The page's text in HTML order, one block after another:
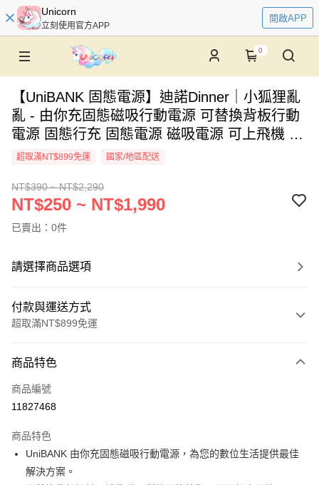
Unicorn
立刻使用官方APP
開啟APP
0
【UniBANK 固態電源】迪諾Dinner｜小狐狸亂
亂 - 由你充固態磁吸行動電源 可替換背板行動
電源 固態行充 固態電源 磁吸電源 可上飛機 出
國旅行電源 Unicorn
超取滿NT$899免運 國家/地區配送
NT$390 ~ NT$2,290
NT$250 ~ NT$1,990
已賣出：0件
請選擇商品選項
付款與運送方式
超取滿NT$899免運
信用卡一次付款
信用卡分期付款
合作金庫商業銀行
華南商業銀行
彰化商業銀行
上海商業儲蓄銀行
6 期 0 利率 每期
華南商業銀行
12 期 0 利率 每期NT$20 21家銀行
商品特色
商品編號
11827468
商品特色
UniBANK 由你充固態磁吸行動電源，為您的數位生活提供最佳
解決方案。